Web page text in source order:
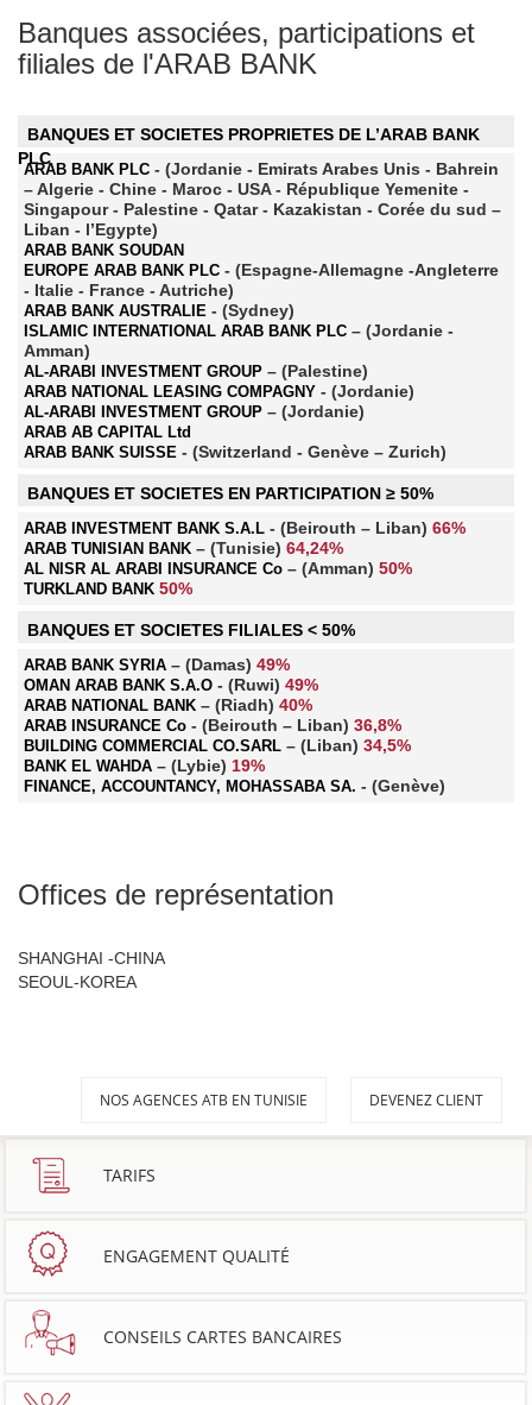
Banques associées, participations et
filiales de l'ARAB BANK
BANQUES ET SOCIETES PROPRIETES DE L’ARAB BANK
PLC
ARAB BANK PLC - (Jordanie - Emirats Arabes Unis - Bahrein
– Algerie - Chine - Maroc - USA - République Yemenite -
Singapour - Palestine - Qatar - Kazakistan - Corée du sud –
Liban - l’Egypte)
ARAB BANK SOUDAN
EUROPE ARAB BANK PLC - (Espagne-Allemagne -Angleterre
- Italie - France - Autriche)
ARAB BANK AUSTRALIE - (Sydney)
ISLAMIC INTERNATIONAL ARAB BANK PLC – (Jordanie -
Amman)
AL-ARABI INVESTMENT GROUP – (Palestine)
ARAB NATIONAL LEASING COMPAGNY - (Jordanie)
AL-ARABI INVESTMENT GROUP – (Jordanie)
ARAB AB CAPITAL Ltd
ARAB BANK SUISSE - (Switzerland - Genève – Zurich)
BANQUES ET SOCIETES EN PARTICIPATION ≥ 50%
ARAB INVESTMENT BANK S.A.L - (Beirouth – Liban) 66%
ARAB TUNISIAN BANK – (Tunisie) 64,24%
AL NISR AL ARABI INSURANCE Co – (Amman) 50%
TURKLAND BANK 50%
BANQUES ET SOCIETES FILIALES < 50%
ARAB BANK SYRIA – (Damas) 49%
OMAN ARAB BANK S.A.O - (Ruwi) 49%
ARAB NATIONAL BANK – (Riadh) 40%
ARAB INSURANCE Co - (Beirouth – Liban) 36,8%
BUILDING COMMERCIAL CO.SARL – (Liban) 34,5%
BANK EL WAHDA – (Lybie) 19%
FINANCE, ACCOUNTANCY, MOHASSABA SA. - (Genève)
Offices de représentation
SHANGHAI -CHINA
SEOUL-KOREA
DEVENEZ CLIENT
NOS AGENCES ATB EN TUNISIE
TARIFS
ENGAGEMENT QUALITÉ
CONSEILS CARTES BANCAIRES